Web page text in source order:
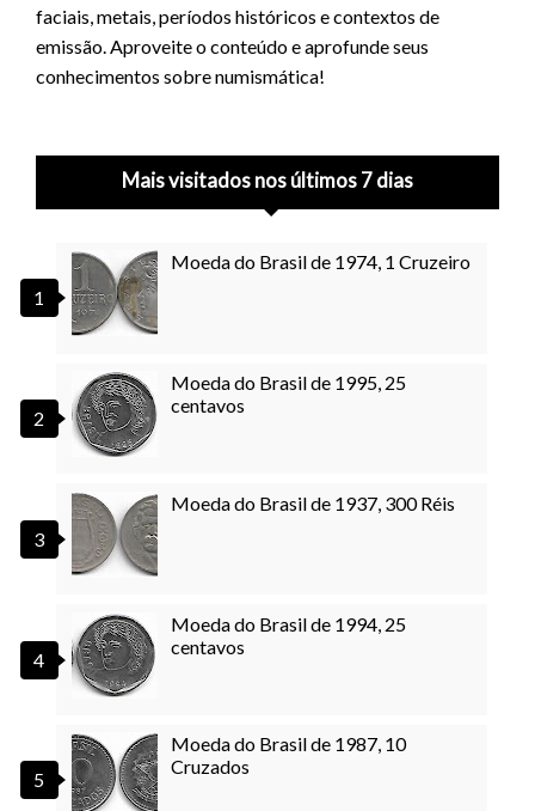
faciais, metais, períodos históricos e contextos de
emissão. Aproveite o conteúdo e aprofunde seus
conhecimentos sobre numismática!
Mais visitados nos últimos 7 dias
Moeda do Brasil de 1974, 1 Cruzeiro
Moeda do Brasil de 1995, 25
centavos
Moeda do Brasil de 1937, 300 Réis
Moeda do Brasil de 1994, 25
centavos
Moeda do Brasil de 1987, 10
Cruzados